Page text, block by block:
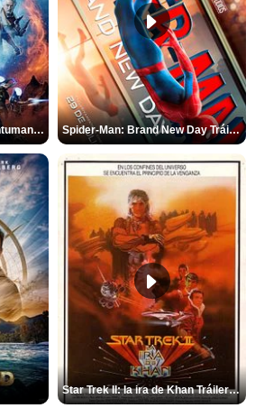
Ant-Man y la Avispa: Quantumanía Tráiler (2) Spider-Man: Brand New Day Tráiler (3)
Star Trek II: la ira de Khan Tráiler VO